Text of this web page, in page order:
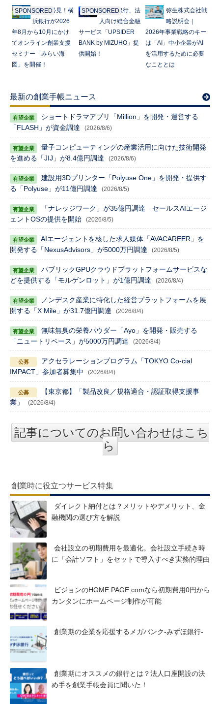
SPONSORED起業家必見！横
浜銀行が2026
年8月から10月にかけ
てオンライン創業支援
セミナー「みらい海
図」を開催！
SPONSOREDみずほ銀行、法
人向け総合金融
サービス「UPSIDER
BANK by MIZUHO」提
供開始！
弥生株式会社戦
略説明会｜
2026年事業戦略のキー
は「AI」中小企業がAI
を活用するために必要
なこととは
最新の創業手帳ニュース
ショートドラマアプリ「Million」を開発・運営する
「FLASH」が資金調達
(2026/8/6)
量子コンピューティングの産業活用に向けた技術開発
を進める「JIJ」が8.4億円調達
(2026/8/6)
建設用3Dプリンター「Polyuse One」を開発・提供す
る「Polyuse」が11億円調達
(2026/8/5)
「ナレッジワーク」が35億円調達 セールスAIエージ
ェントOSの提供を開始
(2026/8/5)
AIエージェントを核した求人媒体「AVACAREER」を
開発する「NexusAdvisors」が5000万円調達
(2026/8/5)
パブリックGPUクラウドプラットフォームサービスな
どを提供する「モルゲンロット」が1億円調達
(2026/8/4)
ノンデスク産業に特化した経営プラットフォームを展
開する「X Mile」が31.7億円調達
(2026/8/4)
無味無臭の栄養パウダー「Ayo」を開発・販売する
「ニュートリベース」が5000万円調達
(2026/8/4)
アクセラレーションプログラム「TOKYO Co-cial
IMPACT」参加者募集中
(2026/8/4)
【東京都】「製品改良／規格適合・認証取得支援事
業」
(2026/8/4)
記事についてのお問い合わせはこち
ら
創業時に役立つサービス特集
ダイレクト納付とは？メリットやデメリット、金
融機関の選び方を解説
会社設立の初期費用を最適化。会社設立手続き時
に「会計ソフト」をセットで導入すべき実務的理由
ビジョンのHOME PAGE.comなら初期費用0円から
カンタンにホームページ制作が可能
創業期の企業を応援するメガバンク-みずほ銀行-
創業期にオススメの銀行とは？法人口座開設の決
め手を創業手帳会員に聞いた！